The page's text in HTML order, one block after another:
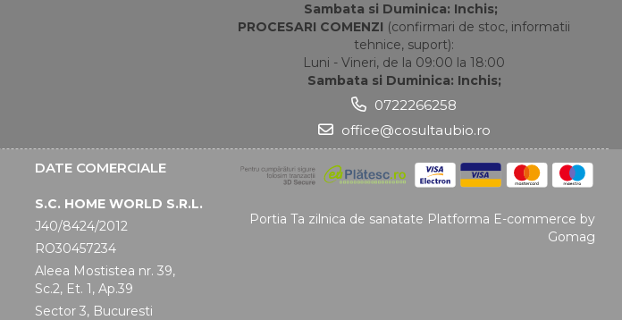
Sambata si Duminica: Inchis;
PROCESARI COMENZI (confirmari de stoc, informatii
tehnice, suport):
Luni - Vineri, de la 09:00 la 18:00
Sambata si Duminica: Inchis;
0722266258
office@cosultaubio.ro
DATE COMERCIALE
S.C. HOME WORLD S.R.L.
J40/8424/2012
RO30457234
Aleea Mostistea nr. 39,
Sc.2, Et. 1, Ap.39
Sector 3, Bucuresti
Portia Ta zilnica de sanatate Platforma E-commerce by
Gomag